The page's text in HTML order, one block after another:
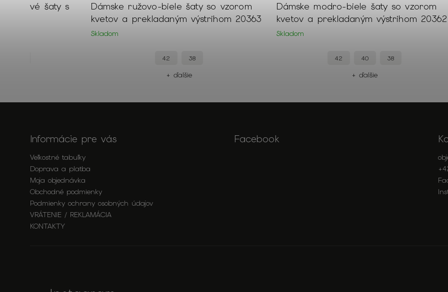
šaty s
Dámske ružovo-biele šaty so vzorom
kvetov a prekladaným výstrihom 20363
Skladom
42 38
+ ďalšie
Dámske modro-biele šaty so vzorom
kvetov a prekladaným výstrihom 20362
Skladom
42 40 38
+ ďalšie
Informácie pre vás
Veľkostné tabuľky
Doprava a platba
Moja objednávka
Obchodné podmienky
Podmienky ochrany osobných údajov
VRÁTENIE / REKLAMÁCIA
KONTAKTY
Facebook